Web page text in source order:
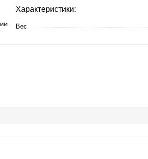
Характеристики:
Вес